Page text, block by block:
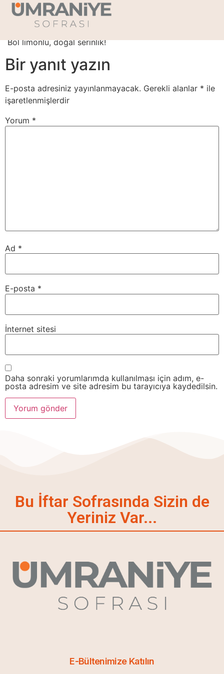
Limonata – 1lt
Bol limonlu, doğal serinlik!
Bir yanıt yazın
E-posta adresiniz yayınlanmayacak. Gerekli alanlar * ile
işaretlenmişlerdir
Yorum *
Ad *
E-posta *
İnternet sitesi
Daha sonraki yorumlarımda kullanılması için adım, e-
posta adresim ve site adresim bu tarayıcıya kaydedilsin.
Bu İftar Sofrasında Sizin de
Yeriniz Var...
E-Bültenimize Katılın